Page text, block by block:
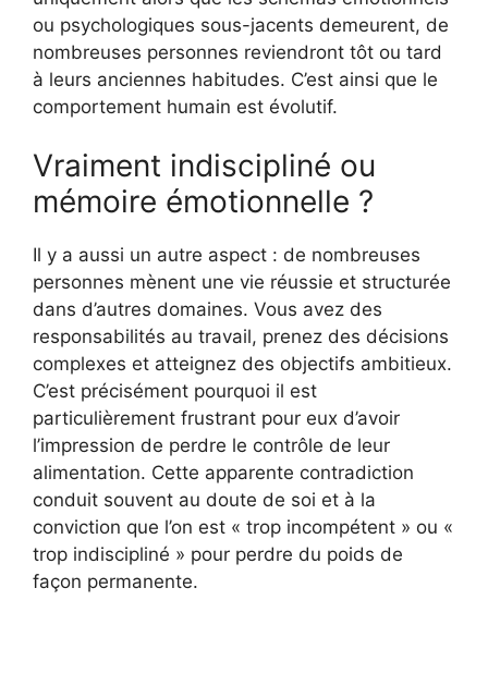
ou psychologiques sous-jacents demeurent, de
nombreuses personnes reviendront tôt ou tard
à leurs anciennes habitudes. C’est ainsi que le
comportement humain est évolutif.
Vraiment indiscipliné ou
mémoire émotionnelle ?
Il y a aussi un autre aspect : de nombreuses
personnes mènent une vie réussie et structurée
dans d’autres domaines. Vous avez des
responsabilités au travail, prenez des décisions
complexes et atteignez des objectifs ambitieux.
C’est précisément pourquoi il est
particulièrement frustrant pour eux d’avoir
l’impression de perdre le contrôle de leur
alimentation. Cette apparente contradiction
conduit souvent au doute de soi et à la
conviction que l’on est « trop incompétent » ou «
trop indiscipliné » pour perdre du poids de
façon permanente.